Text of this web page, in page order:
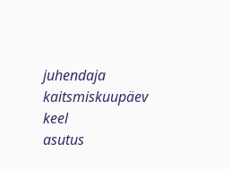
juhendaja
kaitsmiskuupäev
keel
asutus